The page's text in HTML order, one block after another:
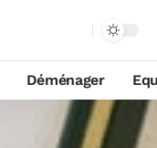
Déménager